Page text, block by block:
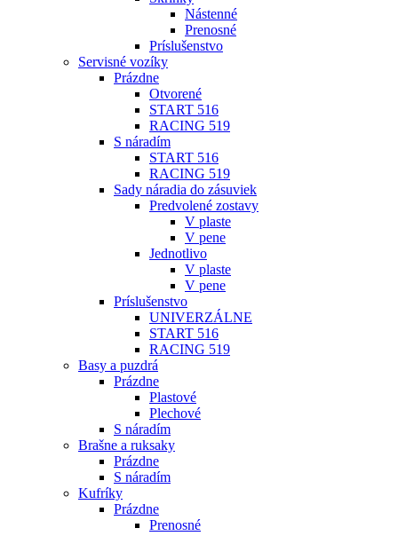
Nástenné
Prenosné
Príslušenstvo
Servisné vozíky
Prázdne
Otvorené
START 516
RACING 519
S náradím
START 516
RACING 519
Sady náradia do zásuviek
Predvolené zostavy
V plaste
V pene
Jednotlivo
V plaste
V pene
Príslušenstvo
UNIVERZÁLNE
START 516
RACING 519
Basy a puzdrá
Prázdne
Plastové
Plechové
S náradím
Brašne a ruksaky
Prázdne
S náradím
Kufríky
Prázdne
Prenosné